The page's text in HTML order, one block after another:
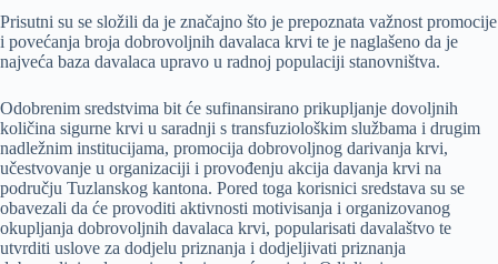
Prisutni su se složili da je značajno što je prepoznata važnost promocije
i povećanja broja dobrovoljnih davalaca krvi te je naglašeno da je
najveća baza davalaca upravo u radnoj populaciji stanovništva.
Odobrenim sredstvima bit će sufinansirano prikupljanje dovoljnih
količina sigurne krvi u saradnji s transfuziološkim službama i drugim
nadležnim institucijama, promocija dobrovoljnog darivanja krvi,
učestvovanje u organizaciji i provođenju akcija davanja krvi na
području Tuzlanskog kantona. Pored toga korisnici sredstava su se
obavezali da će provoditi aktivnosti motivisanja i organizovanog
okupljanja dobrovoljnih davalaca krvi, popularisati davalaštvo te
utvrditi uslove za dodjelu priznanja i dodjeljivati priznanja